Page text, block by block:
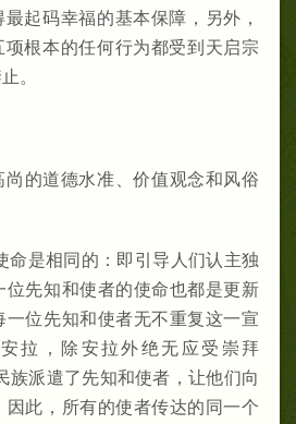
起码幸福的基本保障，另外，
项根本的任何行为都受到天启宗
。
尚的道德水准、价值观念和风俗
命是相同的：即引导人们认主独
位先知和使者的使命也都是更新
位先知和使者无不重复这一宣
拉，除安拉外绝无应受崇拜
族派遣了先知和使者，让他们向
因此，所有的使者传达的同一个